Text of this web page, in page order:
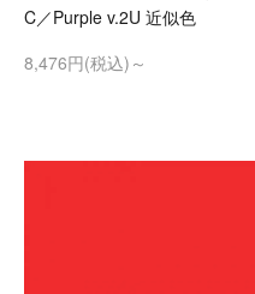
C／Purple v.2U 近似色
8,476円(税込)～